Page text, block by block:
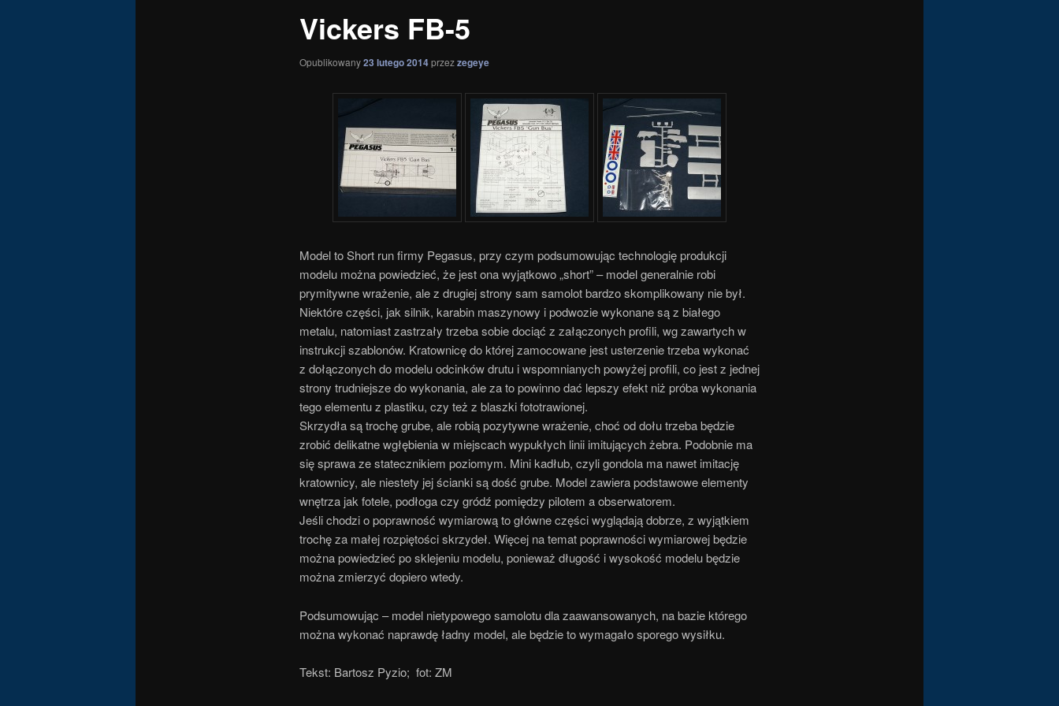
Vickers FB-5
Opublikowany23 lutego 2014przezzegeye
Model to Short run firmy Pegasus, przy czym podsumowując technologię produkcji
modelu można powiedzieć, że jest ona wyjątkowo „short” – model generalnie robi
prymitywne wrażenie, ale z drugiej strony sam samolot bardzo skomplikowany nie był.
Niektóre części, jak silnik, karabin maszynowy i podwozie wykonane są z białego
metalu, natomiast zastrzały trzeba sobie dociąć z załączonych profili, wg zawartych w
instrukcji szablonów. Kratownicę do której zamocowane jest usterzenie trzeba wykonać
z dołączonych do modelu odcinków drutu i wspomnianych powyżej profili, co jest z jednej
strony trudniejsze do wykonania, ale za to powinno dać lepszy efekt niż próba wykonania
tego elementu z plastiku, czy też z blaszki fototrawionej.
Skrzydła są trochę grube, ale robią pozytywne wrażenie, choć od dołu trzeba będzie
zrobić delikatne wgłębienia w miejscach wypukłych linii imitujących żebra. Podobnie ma
się sprawa ze statecznikiem poziomym. Mini kadłub, czyli gondola ma nawet imitację
kratownicy, ale niestety jej ścianki są dość grube. Model zawiera podstawowe elementy
wnętrza jak fotele, podłoga czy gródź pomiędzy pilotem a obserwatorem.
Jeśli chodzi o poprawność wymiarową to główne części wyglądają dobrze, z wyjątkiem
trochę za małej rozpiętości skrzydeł. Więcej na temat poprawności wymiarowej będzie
można powiedzieć po sklejeniu modelu, ponieważ długość i wysokość modelu będzie
można zmierzyć dopiero wtedy.
Podsumowując – model nietypowego samolotu dla zaawansowanych, na bazie którego
można wykonać naprawdę ładny model, ale będzie to wymagało sporego wysiłku.
Tekst: Bartosz Pyzio; fot: ZM